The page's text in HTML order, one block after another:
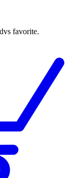
favorite.